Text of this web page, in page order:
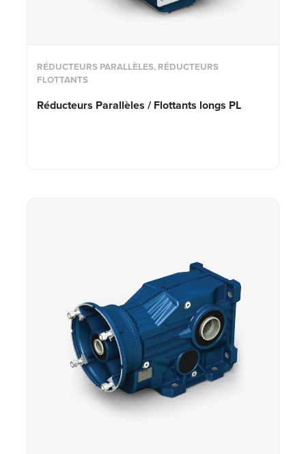
RÉDUCTEURS PARALLÈLES, RÉDUCTEURS
FLOTTANTS
Réducteurs Parallèles / Flottants longs PL